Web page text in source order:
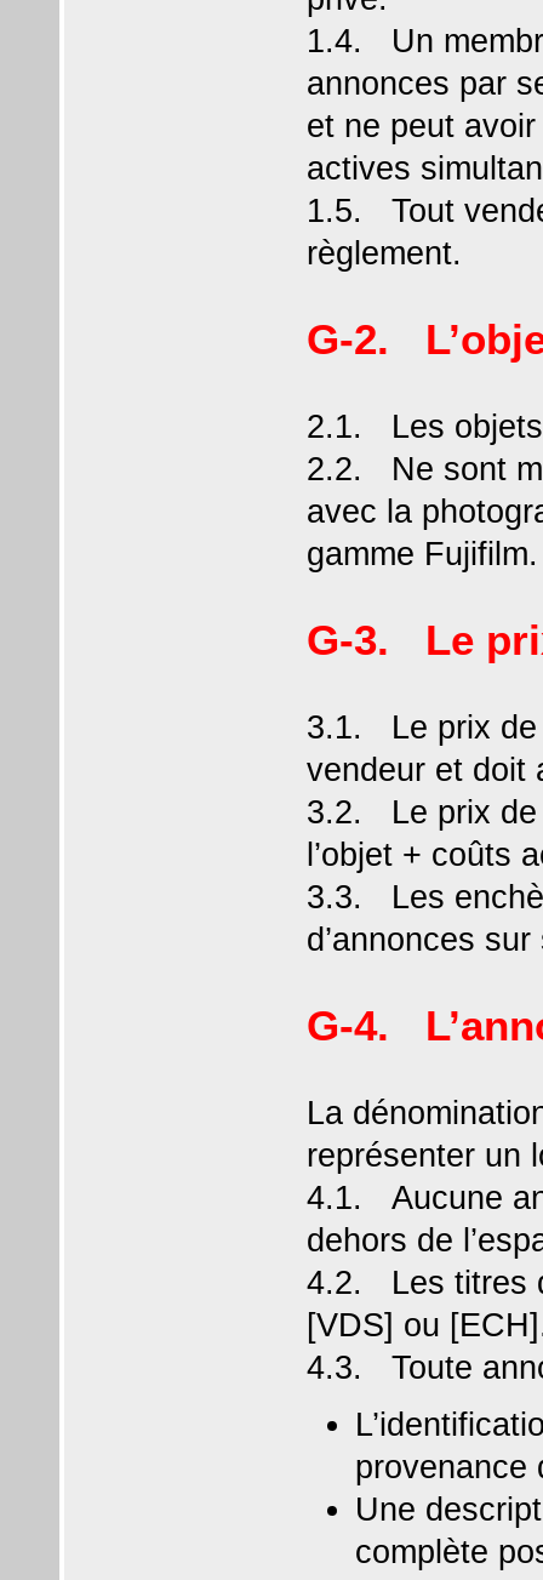
1.4. Un
annonces par
et ne peut
actives
1.5. Tout
règlement.
G-2.
2.1. Les objets
2.2. Ne sont
avec la
gamme Fujifilm.
G-3. Le
3.1. Le prix de
vendeur et doit
3.2. Le prix de
l’objet + coûts
3.3. Les
d’annonces
G-4.
La
représenter un
4.1. Aucune
dehors de
4.2. Les titres
[VDS] ou
4.3. Toute
provenance
Une
complète